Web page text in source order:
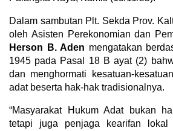
Dalam sambutan Plt. Sekda Prov.
oleh Asisten Perekonomian dan
Herson B. Aden mengatakan
1945 pada Pasal 18 B ayat (2)
dan menghormati kesatuan-
adat beserta hak-hak tradisionalnya.
“Masyarakat Hukum Adat bukan
tetapi juga penjaga kearifan lokal